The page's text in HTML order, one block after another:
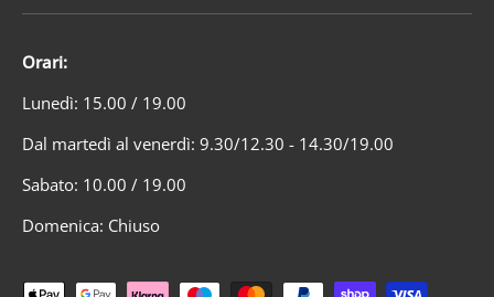
Orari:
Lunedì: 15.00 / 19.00
Dal martedì al venerdì: 9.30/12.30 - 14.30/19.00
Sabato: 10.00 / 19.00
Domenica: Chiuso
Metodi di pagamento accettati